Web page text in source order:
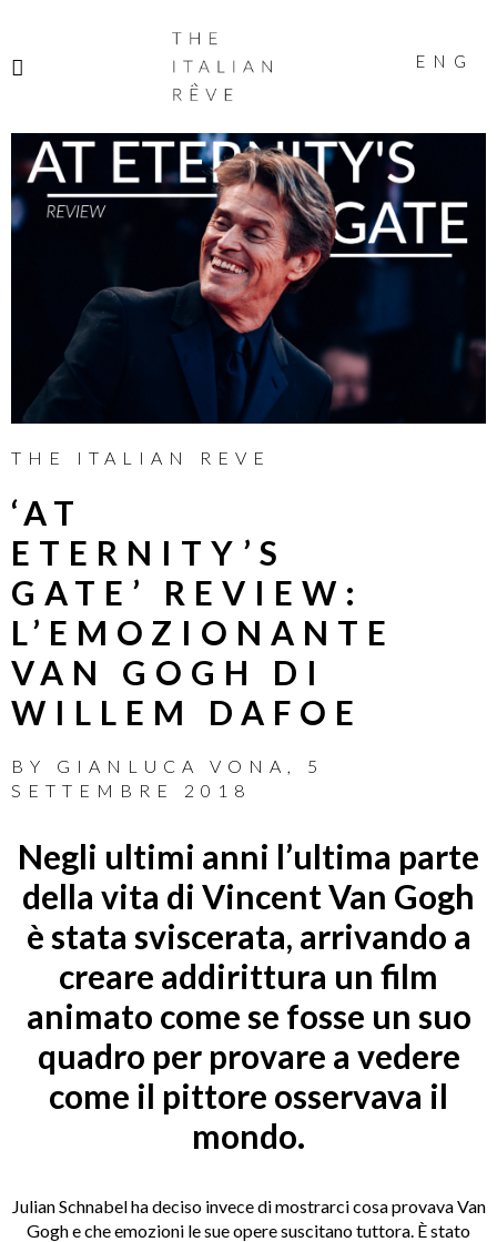
ITALIAN
RÊVE
ENG
THE ITALIAN REVE
‘AT
ETERNITY’S
GATE’ REVIEW:
L’EMOZIONANTE
VAN GOGH DI
WILLEM DAFOE
BY GIANLUCA VONA
5
SETTEMBRE 2018
Negli ultimi anni l’ultima parte
della vita di Vincent Van Gogh
è stata sviscerata, arrivando a
creare addirittura un film
animato come se fosse un suo
quadro per provare a vedere
come il pittore osservava il
mondo.
Julian Schnabel ha deciso invece di mostrarci cosa provava Van
Gogh e che emozioni le sue opere suscitano tuttora. È stato